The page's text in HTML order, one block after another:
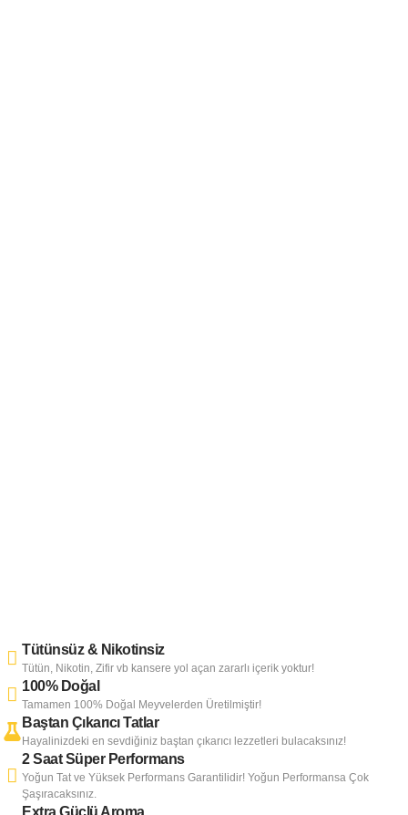
Tütünsüz & Nikotinsiz
Tütün, Nikotin, Zifir vb kansere yol açan zararlı içerik yoktur!
100% Doğal
Tamamen 100% Doğal Meyvelerden Üretilmiştir!
Baştan Çıkarıcı Tatlar
Hayalinizdeki en sevdiğiniz baştan çıkarıcı lezzetleri bulacaksınız!
2 Saat Süper Performans
Yoğun Tat ve Yüksek Performans Garantilidir! Yoğun Performansa Çok
Şaşıracaksınız.